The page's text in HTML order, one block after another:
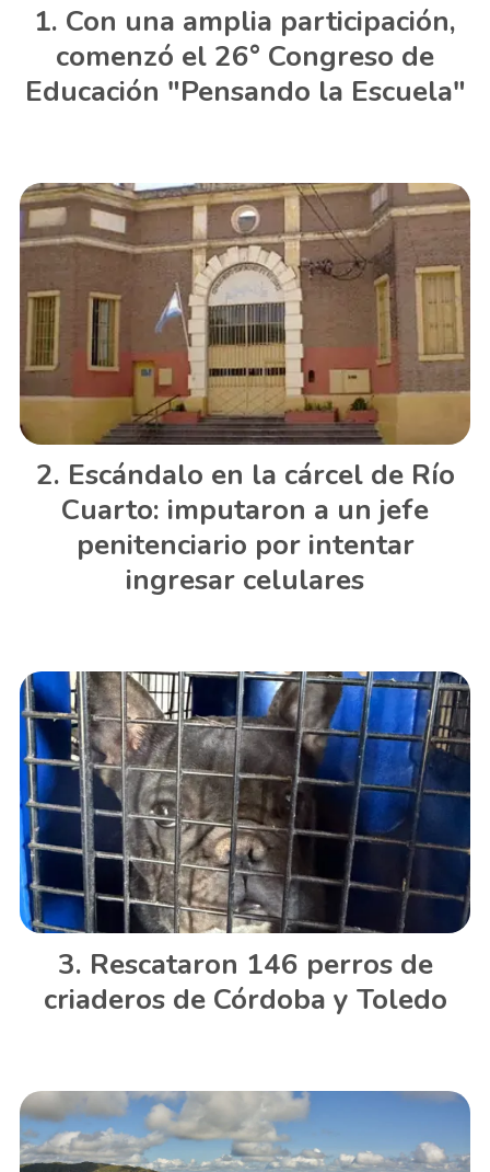
Con una amplia participación,
comenzó el 26° Congreso de
Educación "Pensando la Escuela"
Escándalo en la cárcel de Río
Cuarto: imputaron a un jefe
penitenciario por intentar
ingresar celulares
Rescataron 146 perros de
criaderos de Córdoba y Toledo